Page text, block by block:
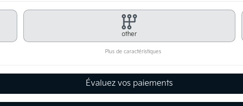
other
Plus de caractéristiques
Évaluez vos paiements